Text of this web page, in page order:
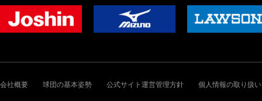
会社概要 球団の基本姿勢 公式サイト運営管理方針 個人情報の取り扱い